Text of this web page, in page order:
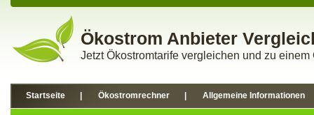
Ökostrom Anbieter
Jetzt Ökostromtarife vergleichen und zu
Startseite Ökostromrechner Allgemeine Informationen